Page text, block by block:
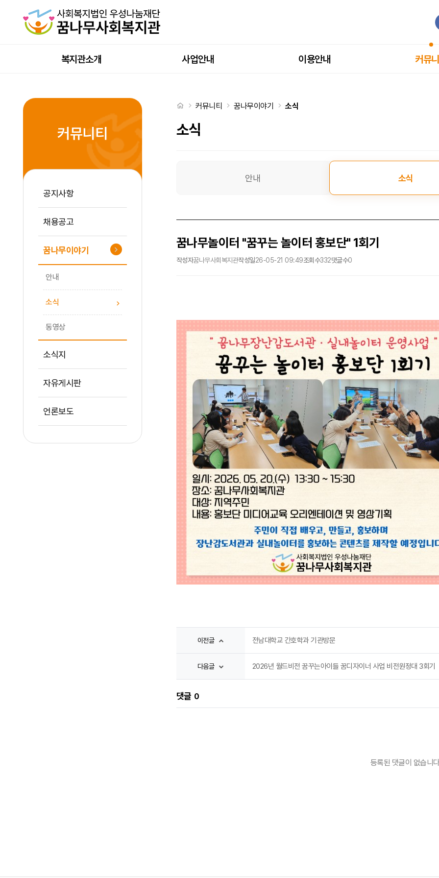
복지관소개 사업안내 이용안내 커뮤
처음으로
커뮤니티 꿈나무이야기 소식
소식
안내 소식
꿈나무놀이터 "꿈꾸는 놀이터 홍보단" 1회기
작성자꿈나무사회복지관작성일26-05-21 09:49조회수332댓글수0
이전글 전남대학교 간호학과 기관방문
다음글 2026년 월드비전 꿈꾸는아이들 꿈디자이너 사업 비전원정대 3회기
댓글 0
등록된 댓글이 없습니
커뮤니티
공지사항
채용공고
꿈나무이야기
안내
소식
동영상
소식지
자유게시판
언론보도